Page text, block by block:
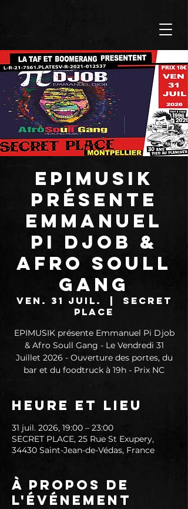
EPIMUSIK
présente
Emmanuel
Pi Djob &
Afro Soull
Gang
ven. 31 juil.
SECRET
PLACE
EPIMUSIK présente Emmanuel Pi Djob
& Afro Soull Gang - Le Vendredi 31
Juillet 2026 - Ouverture des portes, du
bar et du foodtruck à 19h - Prix NC
Heure et lieu
31 juil. 2026, 19:00 – 23:00
SECRET PLACE, 25 Rue St Exupery,
34430 Saint-Jean-de-Védas, France
À propos de
l'événement